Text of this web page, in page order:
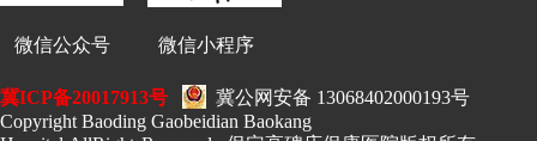
微信公众号 微信小程序
冀ICP备20017913号
冀公网安备 13068402000193号
Copyright Baoding Gaobeidian Baokang